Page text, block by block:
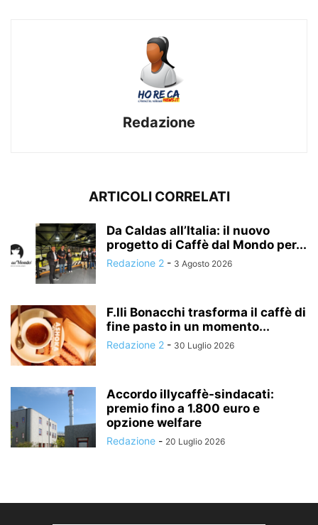
Redazione
ARTICOLI CORRELATI
Da Caldas all’Italia: il nuovo
progetto di Caffè dal Mondo per...
Redazione 2 - 3 Agosto 2026
F.lli Bonacchi trasforma il caffè di
fine pasto in un momento...
Redazione 2 - 30 Luglio 2026
Accordo illycaffè-sindacati:
premio fino a 1.800 euro e
opzione welfare
Redazione - 20 Luglio 2026